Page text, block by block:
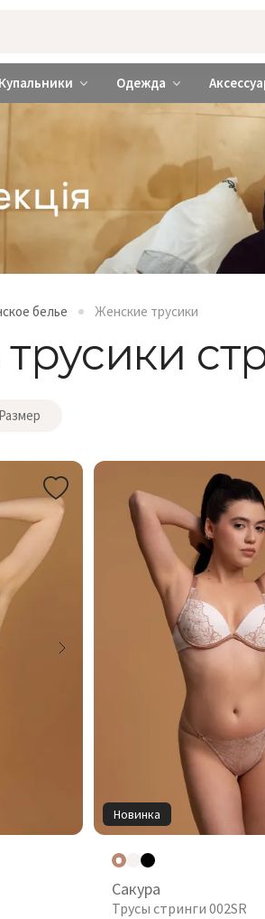
женское белье ❤️ brabrabra ❤️
Купальники Одежда
белье Женские трусики
Размер
Новинка
Сакура
Трусы стринги 002SR